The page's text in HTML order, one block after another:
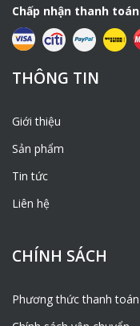
Chấp nhận thanh toán
THÔNG TIN
Giới thiệu
Sản phẩm
Tin tức
Liên hệ
CHÍNH SÁCH
Phương thức thanh toán